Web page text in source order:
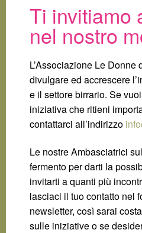
Ti invitiamo
nel nostro
L’Associazione Le Donne
divulgare ed accrescere
e il settore birrario. Se
iniziativa che ritieni
contattarci all’indirizzo
Le nostre Ambasciatrici
fermento per darti la
invitarti a quanti più
lasciaci il tuo contatto nel
newsletter, così sarai
sulle iniziative o se